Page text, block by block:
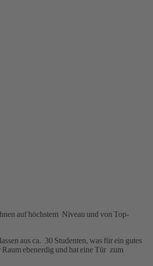
auf höchstem Niveau und von Top-
aus ca. 30 Studenten, was für ein gutes
ebenerdig und hat eine Tür zum